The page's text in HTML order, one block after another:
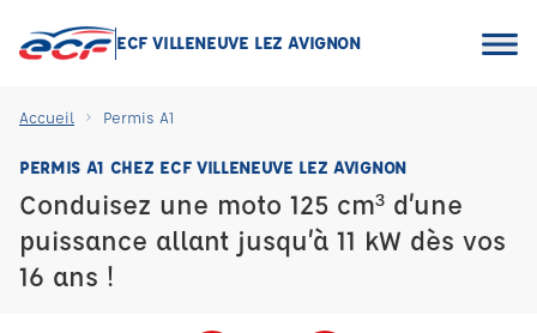
ECF VILLENEUVE LEZ AVIGNON
Accueil Permis A1
PERMIS A1 CHEZ ECF VILLENEUVE LEZ AVIGNON
Conduisez une moto 125 cm³ d’une
puissance allant jusqu’à 11 kW dès vos
16 ans !